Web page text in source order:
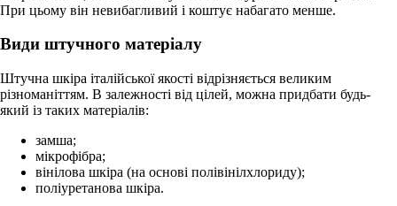
При цьому він невибагливий і коштує набагато менше.
Види штучного матеріалу
Штучна шкіра італійської якості відрізняється великим
різноманіттям. В залежності від цілей, можна придбати будь-
який із таких матеріалів:
замша;
мікрофібра;
вінілова шкіра (на основі полівінілхлориду);
поліуретанова шкіра.